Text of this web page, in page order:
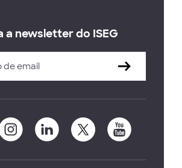
a newsletter do ISEG